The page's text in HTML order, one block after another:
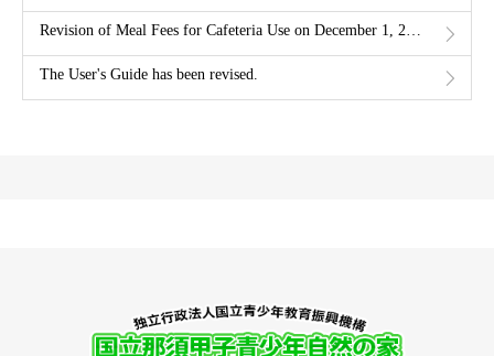
The User's Guide has been revised.